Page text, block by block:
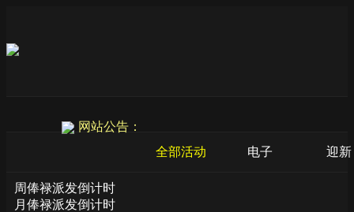
网站公告：
全部活动
电子 迎新
周俸禄派发倒计时
月俸禄派发倒计时